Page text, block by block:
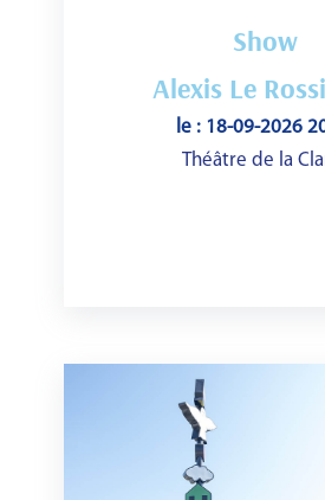
Show
Alexis Le
le : 18-09-2026
Théâtre de la